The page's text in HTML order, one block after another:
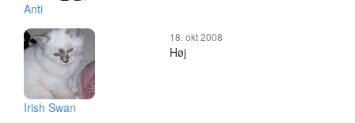
Anti
Irish Swan
18. okt 2008
Høj